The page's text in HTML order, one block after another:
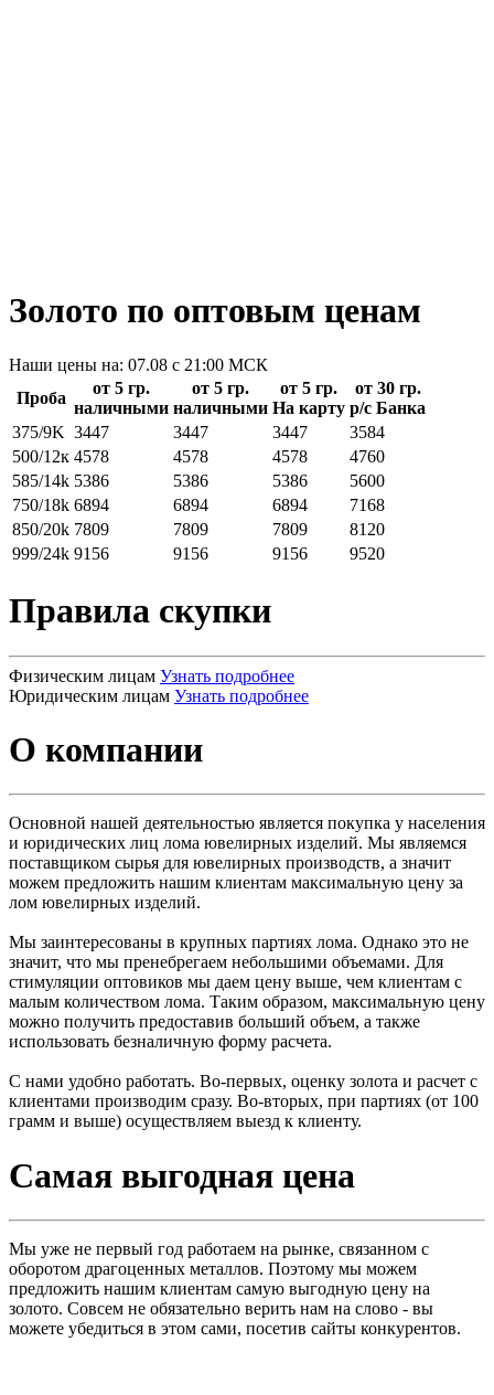
Золото по оптовым ценам
Наши цены на: 07.08 c 21:00 МСК
Проба
от 5 гр.
наличными
от 5 гр.
наличными
от 5 гр.
На карту
от 30 гр.
р/c Банка
375/9K 3447 3447 3447
3584
500/12к 4578 4578 4578
4760
585/14k 5386 5386 5386
5600
750/18k 6894 6894 6894
7168
850/20k 7809 7809 7809
8120
999/24k 9156 9156 9156 9520
Правила скупки
Физическим лицам Узнать подробнее
Юридическим лицам Узнать подробнее
О компании
Основной нашей деятельностью является покупка у населения
и юридических лиц лома ювелирных изделий. Мы являемся
поставщиком сырья для ювелирных производств, а значит
можем предложить нашим клиентам максимальную цену за
лом ювелирных изделий.
Мы заинтересованы в крупных партиях лома. Однако это не
значит, что мы пренебрегаем небольшими объемами. Для
стимуляции оптовиков мы даем цену выше, чем клиентам с
малым количеством лома. Таким образом, максимальную цену
можно получить предоставив больший объем, а также
использовать безналичную форму расчета.
С нами удобно работать. Во-первых, оценку золота и расчет с
клиентами производим сразу. Во-вторых, при партиях (от 100
грамм и выше) осуществляем выезд к клиенту.
Самая выгодная цена
Мы уже не первый год работаем на рынке, связанном с
оборотом драгоценных металлов. Поэтому мы можем
предложить нашим клиентам самую выгодную цену на
золото. Совсем не обязательно верить нам на слово - вы
можете убедиться в этом сами, посетив сайты конкурентов.